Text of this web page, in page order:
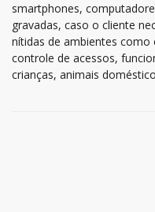
smartphones,
gravadas, caso o cliente
nítidas de ambientes
controle de acessos,
crianças, animais